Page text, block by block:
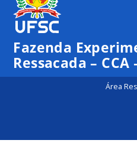
Fazenda
Ressacada – CCA
Área